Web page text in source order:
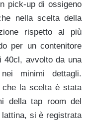
pick-up di ossigeno
nella scelta della
rispetto al più
per un contenitore
40cl, avvolto da una
minimi dettagli.
che la scelta è stata
della tap room del
lattina, si è registrata